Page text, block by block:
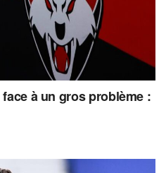
à un gros problème :